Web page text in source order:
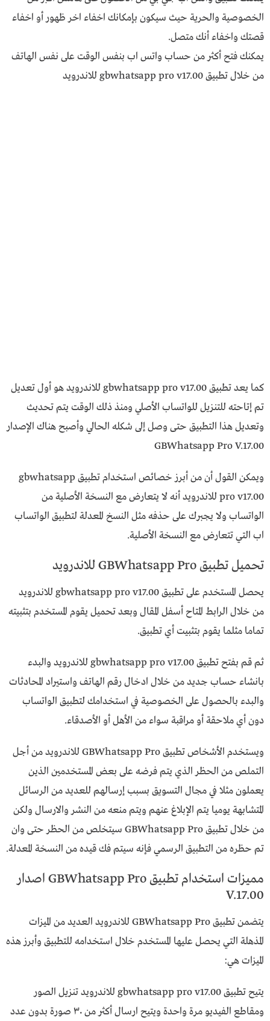
الخصوصية والحرية حيث سيكون بإمكانك اخفاء اخر ظهور أو اخفاء
قصتك واخفاء أنك متصل.
يمكنك فتح أكثر من حساب واتس اب بنفس الوقت على نفس الهاتف
من خلال تطبيق gbwhatsapp pro v17.00 للاندرويد
كما يعد تطبيق gbwhatsapp pro v17.00 للاندرويد هو أول تعديل
تم إتاحته للتنزيل للواتساب الأصلي ومنذ ذلك الوقت يتم تحديث
وتعديل هذا التطبيق حتى وصل إلى شكله الحالي وأصبح هناك الإصدار
GBWhatsapp Pro V.17.00
ويمكن القول أن من أبرز خصائص استخدام تطبيق gbwhatsapp
pro v17.00 للاندرويد أنه لا يتعارض مع النسخة الأصلية من
الواتساب ولا يجبرك على حذفه مثل النسخ المعدلة لتطبيق الواتساب
اب التي تتعارض مع النسخة الأصلية.
تحميل تطبيق GBWhatsapp Pro للاندرويد
يحصل المستخدم على تطبيق gbwhatsapp pro v17.00 للاندرويد
من خلال الرابط المتاح أسفل المقال وبعد تحميل يقوم المستخدم بتثبيته
تماما مثلما يقوم بتثبيت أي تطبيق.
ثم قم بفتح تطبيق gbwhatsapp pro v17.00 للاندرويد والبدء
بانشاء حساب جديد من خلال ادخال رقم الهاتف واستيراد المحادثات
والبدء بالحصول على الخصوصية في استخدامك لتطبيق الواتساب
دون أي ملاحقة أو مراقبة سواء من الأهل أو الأصدقاء.
ويستخدم الأشخاص تطبيق GBWhatsapp Pro للاندرويد من أجل
التملص من الحظر الذي يتم فرضه على بعض المستخدمين الذين
يعملون مثلا في مجال التسويق بسبب إرسالهم للعديد من الرسائل
المتشابهة يوميا يتم الإبلاغ عنهم ويتم منعه من النشر والارسال ولكن
من خلال تطبيق GBWhatsapp Pro سيتخلص من الحظر حتى وان
تم حظره من التطبيق الرسمي فإنه سيتم فك قيده من النسخة المعدلة.
مميزات استخدام تطبيق GBWhatsapp Pro اصدار
V.17.00
يتضمن تطبيق GBWhatsapp Pro للاندرويد العديد من الميزات
المذهلة التي يحصل عليها المستخدم خلال استخدامه للتطبيق وأبرز هذه
الميزات هي:
يتيح تطبيق gbwhatsapp pro v17.00 للاندرويد تنزيل الصور
ومقاطع الفيديو مرة واحدة ويتيح ارسال أكثر من ٣٠ صورة بدون عدد